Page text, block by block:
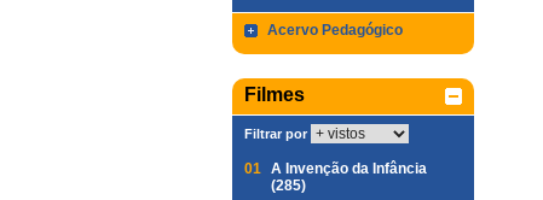
Acervo Pedagógico
Filmes
Filtrar por
01 A Invenção da Infância
(285)